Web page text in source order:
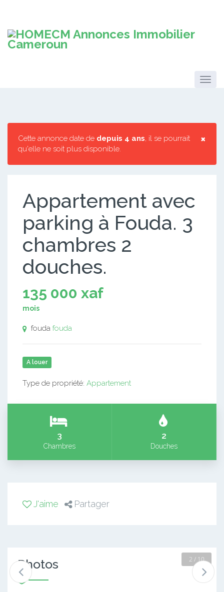
×
Cette annonce date de depuis 4 ans, il se pourrait
qu'elle ne soit plus disponible.
Appartement avec
parking à Fouda. 3
chambres 2
douches.
135 000 xaf
mois
fouda fouda
A louer
Type de propriété: Appartement
3
Chambres
2
Douches
J'aime Partager
Photos 2 / 10